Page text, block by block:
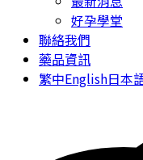
好孕學堂
聯絡我們
藥品資訊
繁中English日本